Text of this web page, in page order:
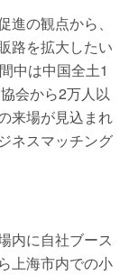
の観点から、
路を拡大したい
中は中国全土1
会から2万人以
来場が見込まれ
ネスマッチング
内に自社ブース
上海市内での小